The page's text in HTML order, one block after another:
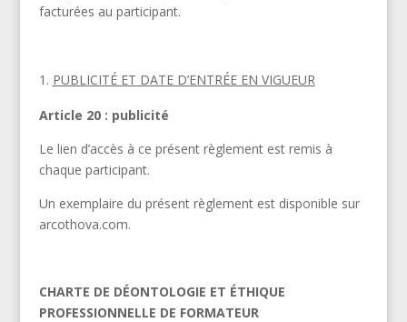
facturées au participant.
PUBLICITÉ ET DATE D’ENTRÉE EN VIGUEUR
Article 20 : publicité
Le lien d’accès à ce présent règlement est remis à
chaque participant.
Un exemplaire du présent règlement est disponible sur
arcothova.com.
CHARTE DE DÉONTOLOGIE ET ÉTHIQUE
PROFESSIONNELLE DE FORMATEUR